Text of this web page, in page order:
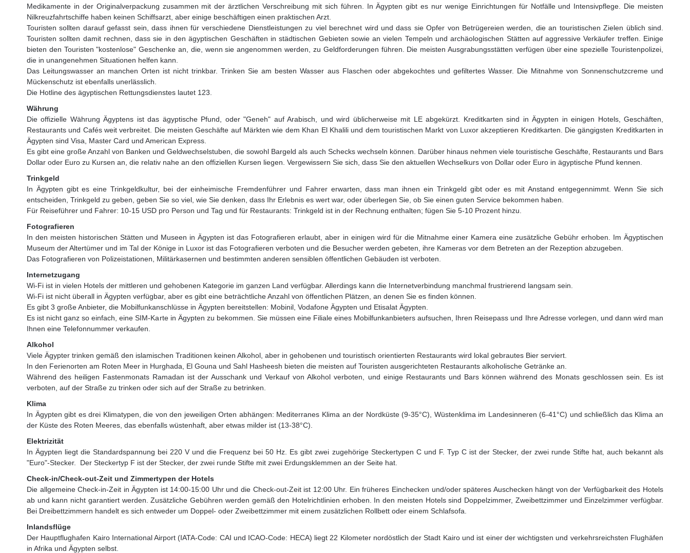
Medikamente in der Originalverpackung zusammen mit der ärztlichen Verschreibung mit sich führen. In Ägypten gibt es nur wenige Einrichtungen für Notfälle und Intensivpflege. Die meisten
Nilkreuzfahrtschiffe haben keinen Schiffsarzt, aber einige beschäftigen einen praktischen Arzt.
Touristen sollten darauf gefasst sein, dass ihnen für verschiedene Dienstleistungen zu viel berechnet wird und dass sie Opfer von Betrügereien werden, die an touristischen Zielen üblich sind.
Touristen sollten damit rechnen, dass sie in den ägyptischen Geschäften in städtischen Gebieten sowie an vielen Tempeln und archäologischen Stätten auf aggressive Verkäufer treffen. Einige
bieten den Touristen "kostenlose" Geschenke an, die, wenn sie angenommen werden, zu Geldforderungen führen. Die meisten Ausgrabungsstätten verfügen über eine spezielle Touristenpolizei,
die in unangenehmen Situationen helfen kann.
Das Leitungswasser an manchen Orten ist nicht trinkbar. Trinken Sie am besten Wasser aus Flaschen oder abgekochtes und gefiltertes Wasser. Die Mitnahme von Sonnenschutzcreme und
Mückenschutz ist ebenfalls unerlässlich.
Die Hotline des ägyptischen Rettungsdienstes lautet 123.
Währung
Die offizielle Währung Ägyptens ist das ägyptische Pfund, oder "Geneh" auf Arabisch, und wird üblicherweise mit LE abgekürzt. Kreditkarten sind in Ägypten in einigen Hotels, Geschäften,
Restaurants und Cafés weit verbreitet. Die meisten Geschäfte auf Märkten wie dem Khan El Khalili und dem touristischen Markt von Luxor akzeptieren Kreditkarten. Die gängigsten Kreditkarten in
Ägypten sind Visa, Master Card und American Express.
Es gibt eine große Anzahl von Banken und Geldwechselstuben, die sowohl Bargeld als auch Schecks wechseln können. Darüber hinaus nehmen viele touristische Geschäfte, Restaurants und Bars
Dollar oder Euro zu Kursen an, die relativ nahe an den offiziellen Kursen liegen. Vergewissern Sie sich, dass Sie den aktuellen Wechselkurs von Dollar oder Euro in ägyptische Pfund kennen.
Trinkgeld
In Ägypten gibt es eine Trinkgeldkultur, bei der einheimische Fremdenführer und Fahrer erwarten, dass man ihnen ein Trinkgeld gibt oder es mit Anstand entgegennimmt. Wenn Sie sich
entscheiden, Trinkgeld zu geben, geben Sie so viel, wie Sie denken, dass Ihr Erlebnis es wert war, oder überlegen Sie, ob Sie einen guten Service bekommen haben.
Für Reiseführer und Fahrer: 10-15 USD pro Person und Tag und für Restaurants: Trinkgeld ist in der Rechnung enthalten; fügen Sie 5-10 Prozent hinzu.
Fotografieren
In den meisten historischen Stätten und Museen in Ägypten ist das Fotografieren erlaubt, aber in einigen wird für die Mitnahme einer Kamera eine zusätzliche Gebühr erhoben. Im Ägyptischen
Museum der Altertümer und im Tal der Könige in Luxor ist das Fotografieren verboten und die Besucher werden gebeten, ihre Kameras vor dem Betreten an der Rezeption abzugeben.
Das Fotografieren von Polizeistationen, Militärkasernen und bestimmten anderen sensiblen öffentlichen Gebäuden ist verboten.
Internetzugang
Wi-Fi ist in vielen Hotels der mittleren und gehobenen Kategorie im ganzen Land verfügbar. Allerdings kann die Internetverbindung manchmal frustrierend langsam sein.
Wi-Fi ist nicht überall in Ägypten verfügbar, aber es gibt eine beträchtliche Anzahl von öffentlichen Plätzen, an denen Sie es finden können.
Es gibt 3 große Anbieter, die Mobilfunkanschlüsse in Ägypten bereitstellen: Mobinil, Vodafone Ägypten und Etisalat Ägypten.
Es ist nicht ganz so einfach, eine SIM-Karte in Ägypten zu bekommen. Sie müssen eine Filiale eines Mobilfunkanbieters aufsuchen, Ihren Reisepass und Ihre Adresse vorlegen, und dann wird man
Ihnen eine Telefonnummer verkaufen.
Alkohol
Viele Ägypter trinken gemäß den islamischen Traditionen keinen Alkohol, aber in gehobenen und touristisch orientierten Restaurants wird lokal gebrautes Bier serviert.
In den Ferienorten am Roten Meer in Hurghada, El Gouna und Sahl Hasheesh bieten die meisten auf Touristen ausgerichteten Restaurants alkoholische Getränke an.
Während des heiligen Fastenmonats Ramadan ist der Ausschank und Verkauf von Alkohol verboten, und einige Restaurants und Bars können während des Monats geschlossen sein. Es ist
verboten, auf der Straße zu trinken oder sich auf der Straße zu betrinken.
Klima
In Ägypten gibt es drei Klimatypen, die von den jeweiligen Orten abhängen: Mediterranes Klima an der Nordküste (9-35°C), Wüstenklima im Landesinneren (6-41°C) und schließlich das Klima an
der Küste des Roten Meeres, das ebenfalls wüstenhaft, aber etwas milder ist (13-38°C).
Elektrizität
In Ägypten liegt die Standardspannung bei 220 V und die Frequenz bei 50 Hz. Es gibt zwei zugehörige Steckertypen C und F. Typ C ist der Stecker, der zwei runde Stifte hat, auch bekannt als
"Euro"-Stecker. Der Steckertyp F ist der Stecker, der zwei runde Stifte mit zwei Erdungsklemmen an der Seite hat.
Check-in/Check-out-Zeit und Zimmertypen der Hotels
Die allgemeine Check-in-Zeit in Ägypten ist 14:00-15:00 Uhr und die Check-out-Zeit ist 12:00 Uhr. Ein früheres Einchecken und/oder späteres Auschecken hängt von der Verfügbarkeit des Hotels
ab und kann nicht garantiert werden. Zusätzliche Gebühren werden gemäß den Hotelrichtlinien erhoben. In den meisten Hotels sind Doppelzimmer, Zweibettzimmer und Einzelzimmer verfügbar.
Bei Dreibettzimmern handelt es sich entweder um Doppel- oder Zweibettzimmer mit einem zusätzlichen Rollbett oder einem Schlafsofa.
Inlandsflüge
Der Hauptflughafen Kairo International Airport (IATA-Code: CAI und ICAO-Code: HECA) liegt 22 Kilometer nordöstlich der Stadt Kairo und ist einer der wichtigsten und verkehrsreichsten Flughäfen
in Afrika und Ägypten selbst.